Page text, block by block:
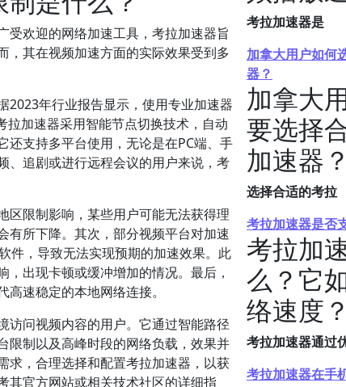
受欢迎的网络加速工具，考拉加速器旨
，其在视频加速方面的实际效果受到多
2023年行业报告显示，使用专业加速器
加速器采用智能节点切换技术，自动
还支持多平台使用，无论是在PC端、手
、追剧或进行远程会议的用户来说，考
区限制影响，某些用户可能无法获得理
有所下降。其次，部分视频平台对加速
件，导致无法实现预期的加速效果。此
出现卡顿或缓冲增加的情况。最后，
速稳定的本地网络连接。
访问视频内容的用户。它通过智能路径
限制以及高峰时段的网络负载，效果并
求，合理选择和配置考拉加速器，以获
其官方网站或相关技术社区的详细指
考拉加速器是
加拿大用户如何
器？
加拿大
要选择
加速器？
选择合适的考拉
考拉加速器是否
考拉加
么？它
络速度？
考拉加速器通过
考拉加速器在手